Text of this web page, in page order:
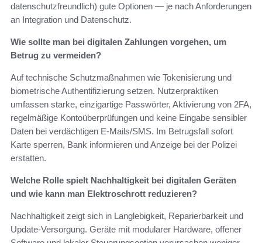
datenschutzfreundlich) gute Optionen — je nach Anforderungen
an Integration und Datenschutz.
Wie sollte man bei digitalen Zahlungen vorgehen, um
Betrug zu vermeiden?
Auf technische Schutzmaßnahmen wie Tokenisierung und
biometrische Authentifizierung setzen. Nutzerpraktiken
umfassen starke, einzigartige Passwörter, Aktivierung von 2FA,
regelmäßige Kontoüberprüfungen und keine Eingabe sensibler
Daten bei verdächtigen E‑Mails/SMS. Im Betrugsfall sofort
Karte sperren, Bank informieren und Anzeige bei der Polizei
erstatten.
Welche Rolle spielt Nachhaltigkeit bei digitalen Geräten
und wie kann man Elektroschrott reduzieren?
Nachhaltigkeit zeigt sich in Langlebigkeit, Reparierbarkeit und
Update‑Versorgung. Geräte mit modularer Hardware, offener